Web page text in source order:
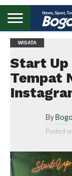
BOGOR
REGIONAL
NASIONAL
PENDIDIKAN
WISATA
OLAHRAGA
LAPORAN
PROFIL
WISATA
Start Up
Tempat
By
Posted